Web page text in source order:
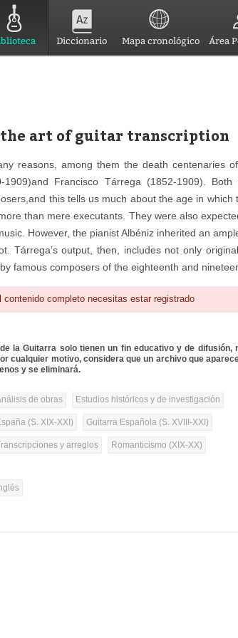
Diccionario Mapa cronológico Área
the art of guitar transcription
reasons, among them the death centenaries
1909)and Francisco Tárrega (1852-1909). Both
this tells us much about the age in which
than mere executants. They were also
However, the pianist Albéniz inherited an
Tárrega’s output, then, includes not only
famous composers of the eighteenth and
contenido completo necesitas estar registrado
la Guitarra solo tienen un fin educativo y de difusión,
cualquier motivo, considera que un archivo que
y se eliminará.
de obras Estudios históricos y de investigación
(S. XIX-XXI) Guitarra Española (S. XVIII-XXI)
y arreglos Romanticismo (XIX-XX)